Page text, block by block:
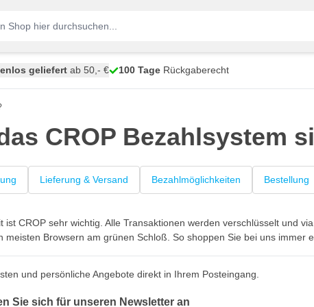
geliefert ab 50,- € 100 Tage Rückgaberecht
CROP Bezahlsystem
Lieferung & Versand Bezahlmöglichkeiten Bestellung
ist CROP sehr wichtig. Alle Transaktionen werden verschlüsselt und
meisten Browsern am grünen Schloß. So shoppen Sie bei uns immer
und persönliche Angebote direkt in Ihrem Posteingang.
Sie sich für unseren Newsletter an